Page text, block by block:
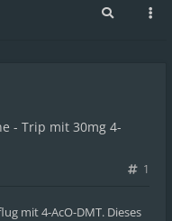
- Trip mit 30mg 4-
1
mit 4-AcO-DMT. Dieses